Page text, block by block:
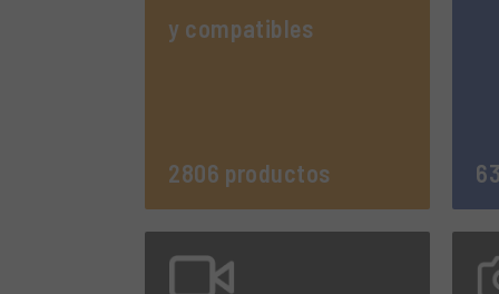
y compatibles
2806 productos